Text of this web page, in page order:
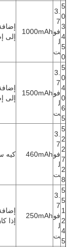
5
0
3
4
5
0
3.
7
فو
ل
ت
1000mAh
إلى
5
0
4
0
6
5
3.
7
فو
ل
ت
1500mAh
إلى
5
2
2
7
2
8
3.
7
فو
ل
ت
460mAh كيه
5
5
1
2
4
5
3.
7
فو
ل
ت
250mAh
إذا